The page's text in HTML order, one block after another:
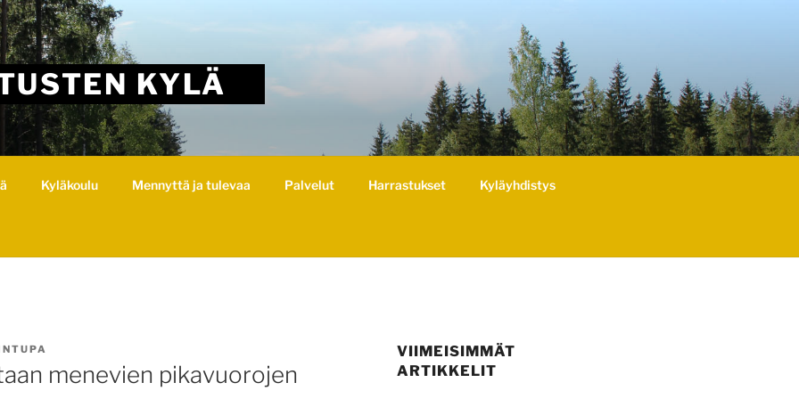
KYLÄ
Kyläkoulu Mennyttä ja tulevaa Palvelut Harrastukset Kyläyhdistys
menevien pikavuorojen
VIIMEISIMMÄT
ARTIKKELIT